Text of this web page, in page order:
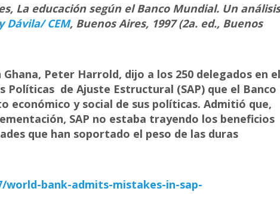
, La educación según el Banco Mundial. Un análisis
Dávila/ CEM, Buenos Aires, 1997 (2a. ed., Buenos
Peter Harrold, dijo a los 250 delegados en el
de Ajuste Estructural (SAP) que el Banco
económico y social de sus políticas. Admitió que,
SAP no estaba trayendo los beneficios
que han soportado el peso de las duras
world-bank-admits-mistakes-in-sap-